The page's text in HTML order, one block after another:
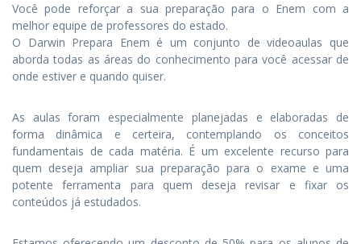
Você pode reforçar a sua preparação para o Enem com a
melhor equipe de professores do estado.
O Darwin Prepara Enem é um conjunto de videoaulas que
aborda todas as áreas do conhecimento para você acessar de
onde estiver e quando quiser.
As aulas foram especialmente planejadas e elaboradas de
forma dinâmica e certeira, contemplando os conceitos
fundamentais de cada matéria. É um excelente recurso para
quem deseja ampliar sua preparação para o exame e uma
potente ferramenta para quem deseja revisar e fixar os
conteúdos já estudados.